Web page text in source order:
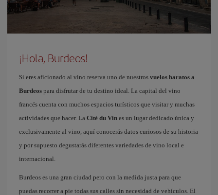
¡Hola, Burdeos!
Si eres aficionado al vino reserva uno de nuestros vuelos baratos a
Burdeos para disfrutar de tu destino ideal. La capital del vino
francés cuenta con muchos espacios turísticos que visitar y muchas
actividades que hacer. La Cité du Vin es un lugar dedicado única y
exclusivamente al vino, aquí conocerás datos curiosos de su historia
y por supuesto degustarás diferentes variedades de vino local e
internacional.
Burdeos es una gran ciudad pero con la medida justa para que
puedas recorrer a pie todas sus calles sin necesidad de vehículos. El